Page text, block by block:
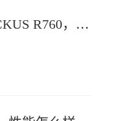
型企业信赖之选：RUCKUS R760，安全稳定的Wi-Fi解决方案